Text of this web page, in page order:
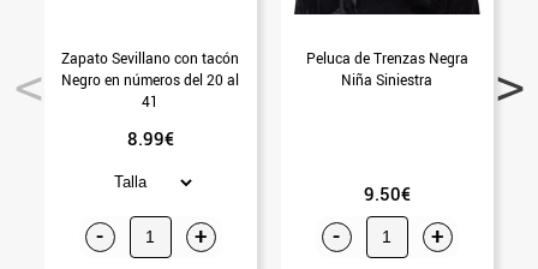
Zapato Sevillano con tacón
Negro en números del 20 al
41
8.99€
- +
Peluca de Trenzas Negra
Niña Siniestra
9.50€
- +